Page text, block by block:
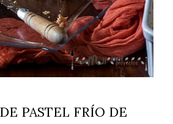
PASTEL FRÍO DE